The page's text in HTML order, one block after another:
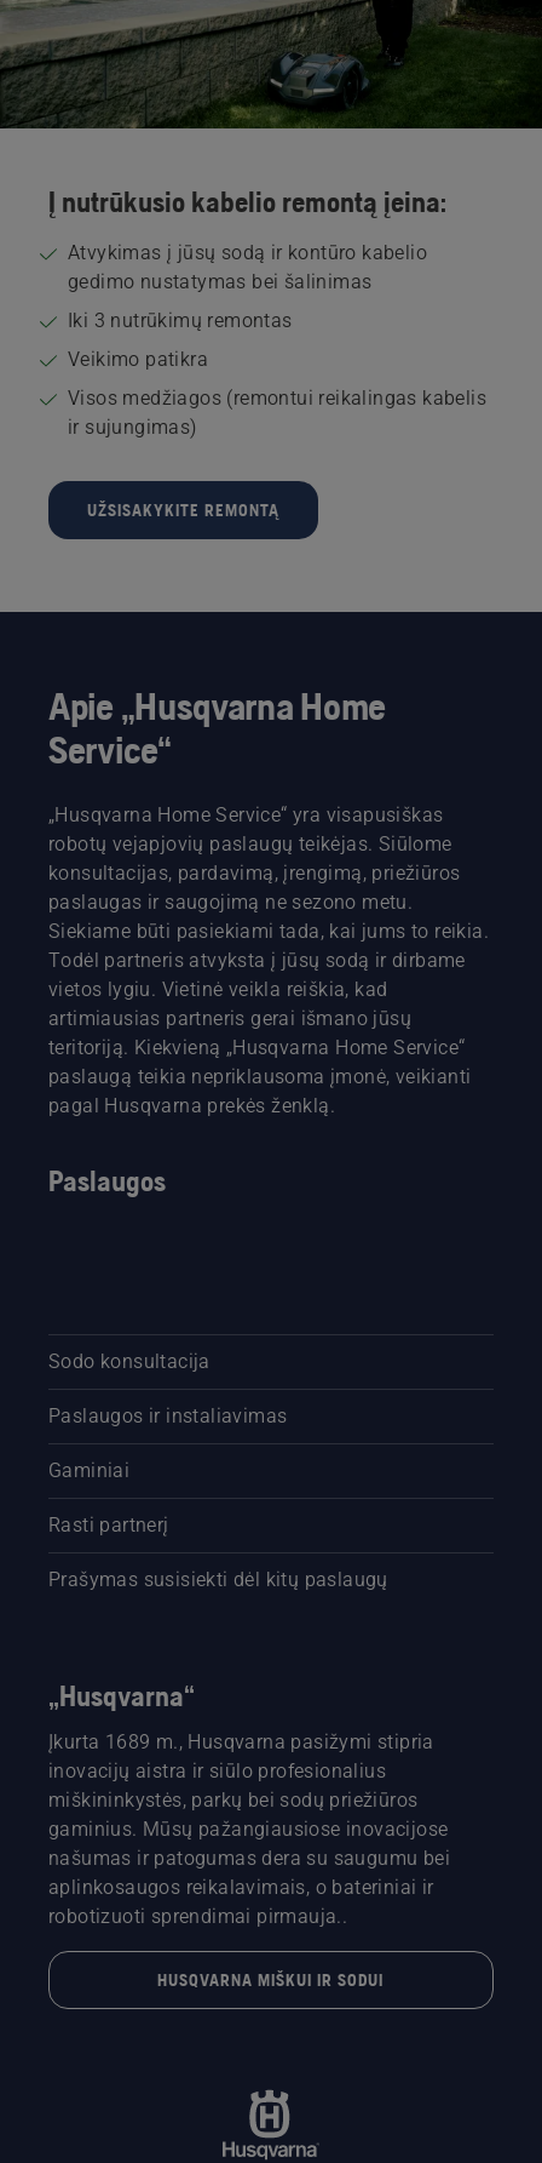
Į nutrūkusio kabelio remontą įeina:
Atvykimas į jūsų sodą ir kontūro kabelio
gedimo nustatymas bei šalinimas
Iki 3 nutrūkimų remontas
Veikimo patikra
Visos medžiagos (remontui reikalingas kabelis
ir sujungimas)
UŽSISAKYKITE REMONTĄ
Apie „Husqvarna Home
Service“
„Husqvarna Home Service“ yra visapusiškas
robotų vejapjovių paslaugų teikėjas. Siūlome
konsultacijas, pardavimą, įrengimą, priežiūros
paslaugas ir saugojimą ne sezono metu.
Siekiame būti pasiekiami tada, kai jums to reikia.
Todėl partneris atvyksta į jūsų sodą ir dirbame
vietos lygiu. Vietinė veikla reiškia, kad
artimiausias partneris gerai išmano jūsų
teritoriją. Kiekvieną „Husqvarna Home Service“
paslaugą teikia nepriklausoma įmonė, veikianti
pagal Husqvarna prekės ženklą.
Paslaugos
Sodo konsultacija
Paslaugos ir instaliavimas
Gaminiai
Rasti partnerį
Prašymas susisiekti dėl kitų paslaugų
„Husqvarna“
Įkurta 1689 m., Husqvarna pasižymi stipria
inovacijų aistra ir siūlo profesionalius
miškininkystės, parkų bei sodų priežiūros
gaminius. Mūsų pažangiausiose inovacijose
našumas ir patogumas dera su saugumu bei
aplinkosaugos reikalavimais, o bateriniai ir
robotizuoti sprendimai pirmauja..
HUSQVARNA MIŠKUI IR SODUI